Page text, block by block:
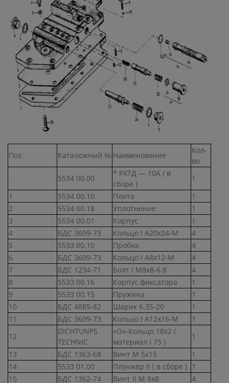
Поз. Каталожный № Наименование
Кол-
во
5534 00.00
* РХТД — 10А ( в
сборе )
1
1
5534 00.10 Плита
1
2
5534 00.18 Уплотнение
1
3
5534 00.01 Корпус
1
4
БДС 3609-73 Кольцо I А20х24-М
4
5
5533 00.10 Пробка
4
6
БДС 3609-73 Кольцо I А8х12-М
4
7
БДС 1234-71 Болт I М8х8-6.8
4
8
5533 00.16 Корпус фиксатора
1
9
5533 00.15 Пружина
1
10
БДС 4885-82 Шарик 6.35-20
1
11
БДС 3609-73 Кольцо I А12х16-М
1
12
DICHTUNPS
TECHNIC
«О»-Кольцо 18х2 (
материал I 75 )
1
13
БДС 1363-68 Винт М 5х15
1
14
5533 01.00 Плунжер II ( в сборе ) 1
15
БДС 1362-74 Винт II М 8х8
4